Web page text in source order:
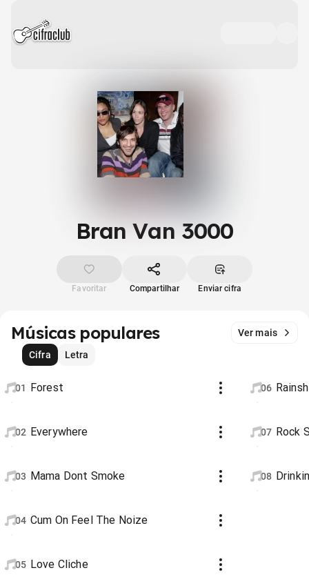
Bran Van 3000
Favoritar Compartilhar Enviar cifra
Músicas populares
Ver mais
Cifra
Letra
01 Forest
02 Everywhere
03 Mama Dont Smoke
04 Cum On Feel The Noize
05 Love Cliche
06
07 Rock
08